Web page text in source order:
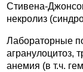
Стивена-
некролиз
Лабораторные
агранулоцитоз,
анемия (в т.ч.